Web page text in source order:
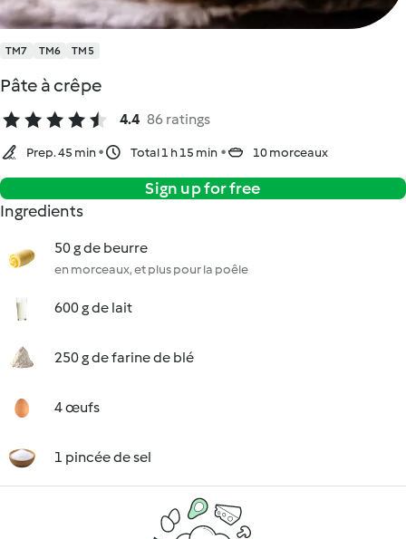
TM7 TM6 TM5
Pâte à crêpe
4.4 86 ratings
Prep. 45 min Total 1 h 15 min 10 morceaux
Sign up for free
Ingredients
50 g de beurre
en morceaux, et plus pour la poêle
600 g de lait
250 g de farine de blé
4 œufs
1 pincée de sel